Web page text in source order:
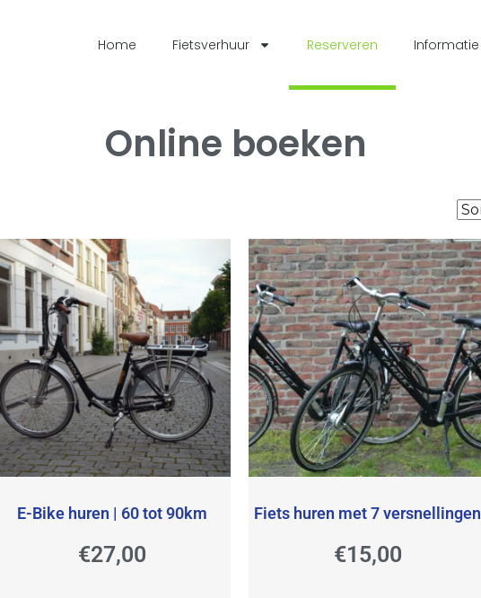
Home Fietsverhuur Reserveren Informatie
Online boeken
E-Bike huren | 60 tot 90km
€27,00
Fiets huren met 7 versnellingen
€15,00